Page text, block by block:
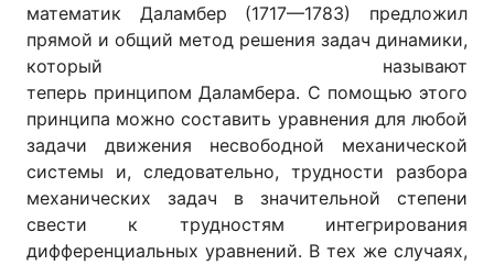
математик Даламбер (1717—1783) предложил
прямой и общий метод решения задач динамики,
который называют
теперь принципом Даламбера. С помощью этого
принципа можно составить уравнения для любой
задачи движения несвободной механической
системы и, следовательно, трудности разбора
механических задач в значительной степени
свести к трудностям интегрирования
дифференциальных уравнений. В тех же случаях,